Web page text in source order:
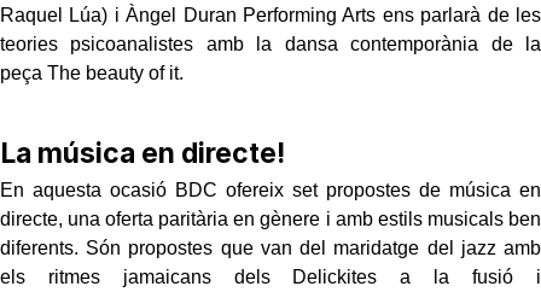
Raquel Lúa) i Àngel Duran Performing Arts ens parlarà de les
teories psicoanalistes amb la dansa contemporània de la
peça The beauty of it.
La música en directe!
En aquesta ocasió BDC ofereix set propostes de música en
directe, una oferta paritària en gènere i amb estils musicals ben
diferents. Són propostes que van del maridatge del jazz amb
els ritmes jamaicans dels Delickites a la fusió i